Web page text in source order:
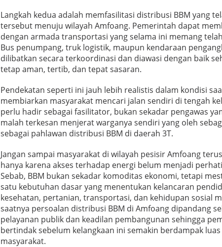
Langkah kedua adalah memfasilitasi distribusi BBM yang
tersebut menuju wilayah Amfoang. Pemerintah dapat
dengan armada transportasi yang selama ini memang
Bus penumpang, truk logistik, maupun kendaraan
dilibatkan secara terkoordinasi dan diawasi dengan baik
tetap aman, tertib, dan tepat sasaran.
Pendekatan seperti ini jauh lebih realistis dalam kondisi
membiarkan masyarakat mencari jalan sendiri di tengah
perlu hadir sebagai fasilitator, bukan sekadar pengawas
malah terkesan menjerat warganya sendiri yang oleh
sebagai pahlawan distribusi BBM di daerah 3T.
Jangan sampai masyarakat di wilayah pesisir Amfoang
hanya karena akses terhadap energi belum menjadi
Sebab, BBM bukan sekadar komoditas ekonomi, tetapi
satu kebutuhan dasar yang menentukan kelancaran
kesehatan, pertanian, transportasi, dan kehidupan sosial
saatnya persoalan distribusi BBM di Amfoang dipandang
pelayanan publik dan keadilan pembangunan sehingga
bertindak sebelum kelangkaan ini semakin berdampak
masyarakat.